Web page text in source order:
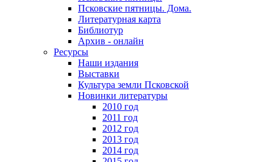
Псковские пятницы. Дома.
Литературная карта
Библиотур
Архив - онлайн
Ресурсы
Наши издания
Выставки
Культура земли Псковской
Новинки литературы
2010 год
2011 год
2012 год
2013 год
2014 год